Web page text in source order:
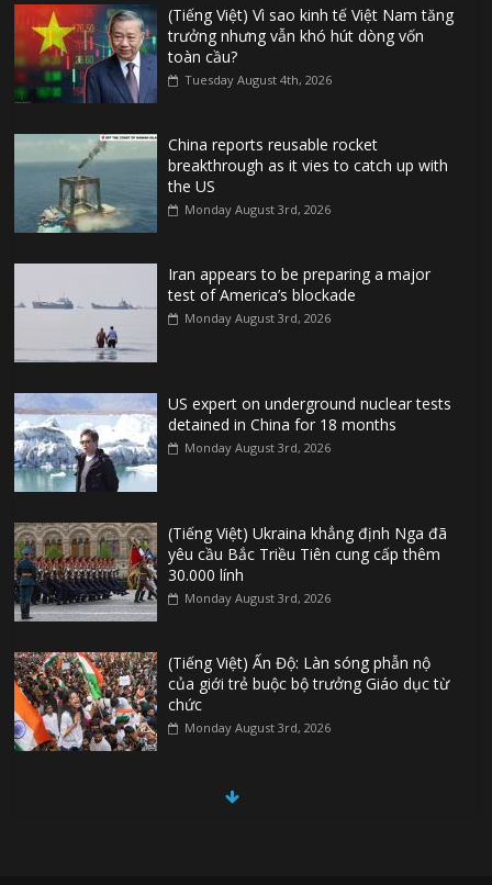
(Tiếng Việt) Vì sao kinh tế Việt Nam tăng
trưởng nhưng vẫn khó hút dòng vốn
toàn cầu?
Tuesday August 4th, 2026
China reports reusable rocket
breakthrough as it vies to catch up with
the US
Monday August 3rd, 2026
Iran appears to be preparing a major
test of America’s blockade
Monday August 3rd, 2026
US expert on underground nuclear tests
detained in China for 18 months
Monday August 3rd, 2026
(Tiếng Việt) Ukraina khẳng định Nga đã
yêu cầu Bắc Triều Tiên cung cấp thêm
30.000 lính
Monday August 3rd, 2026
(Tiếng Việt) Ấn Độ: Làn sóng phẫn nộ
của giới trẻ buộc bộ trưởng Giáo dục từ
chức
Monday August 3rd, 2026
(Tiếng Việt) Đức: Thủ phạm vụ khủng bố